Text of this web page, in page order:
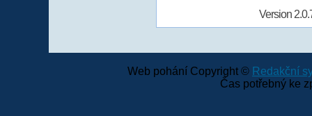
Version
Web pohání Copyright © Redakční
Čas potřebný ke